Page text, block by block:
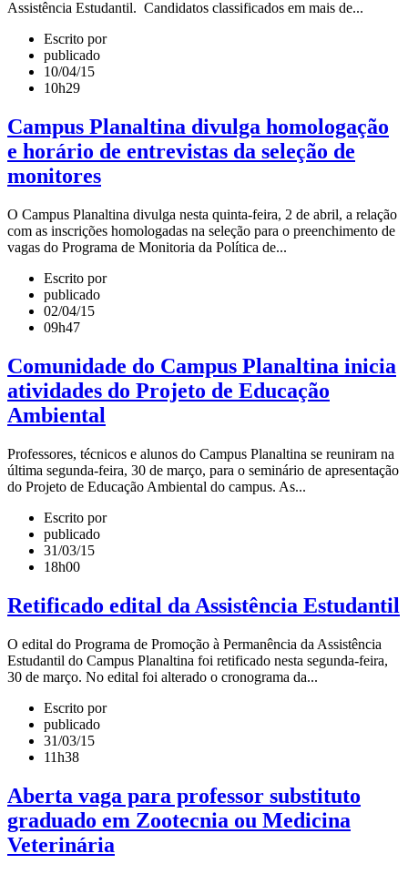
Assistência Estudantil. Candidatos classificados em mais de...
Escrito por
publicado
10/04/15
10h29
Campus Planaltina divulga homologação
e horário de entrevistas da seleção de
monitores
O Campus Planaltina divulga nesta quinta-feira, 2 de abril, a relação
com as inscrições homologadas na seleção para o preenchimento de
vagas do Programa de Monitoria da Política de...
Escrito por
publicado
02/04/15
09h47
Comunidade do Campus Planaltina inicia
atividades do Projeto de Educação
Ambiental
Professores, técnicos e alunos do Campus Planaltina se reuniram na
última segunda-feira, 30 de março, para o seminário de apresentação
do Projeto de Educação Ambiental do campus. As...
Escrito por
publicado
31/03/15
18h00
Retificado edital da Assistência Estudantil
O edital do Programa de Promoção à Permanência da Assistência
Estudantil do Campus Planaltina foi retificado nesta segunda-feira,
30 de março. No edital foi alterado o cronograma da...
Escrito por
publicado
31/03/15
11h38
Aberta vaga para professor substituto
graduado em Zootecnia ou Medicina
Veterinária